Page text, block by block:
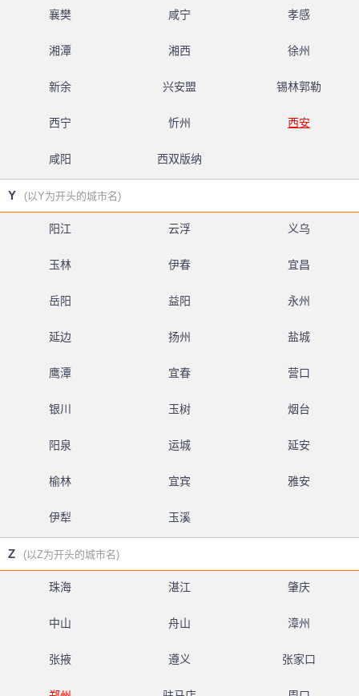
襄樊 咸宁 孝感
湘潭 湘西 徐州
新余 兴安盟 锡林郭勒
西宁 忻州 西安
咸阳 西双版纳
Y (以Y为开头的城市名)
阳江 云浮 义乌
玉林 伊春 宜昌
岳阳 益阳 永州
延边 扬州 盐城
鹰潭 宜春 营口
银川 玉树 烟台
阳泉 运城 延安
榆林 宜宾 雅安
伊犁 玉溪
Z (以Z为开头的城市名)
珠海 湛江 肇庆
中山 舟山 漳州
张掖 遵义 张家口